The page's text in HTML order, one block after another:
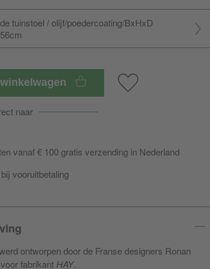
tuinstoel / olijf/poedercoating/BxHxD
naar
vanaf € 100 gratis verzending in Nederland
vooruitbetaling
ontworpen door de Franse designers Ronan
fabrikant HAY.